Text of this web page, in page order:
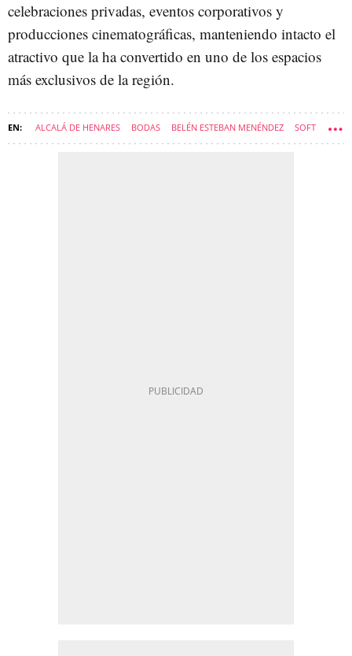
celebraciones privadas, eventos corporativos y
producciones cinematográficas, manteniendo intacto el
atractivo que la ha convertido en uno de los espacios
más exclusivos de la región.
ALCALÁ DE HENARES BODAS BELÉN ESTEBAN MENÉNDEZ SOFT